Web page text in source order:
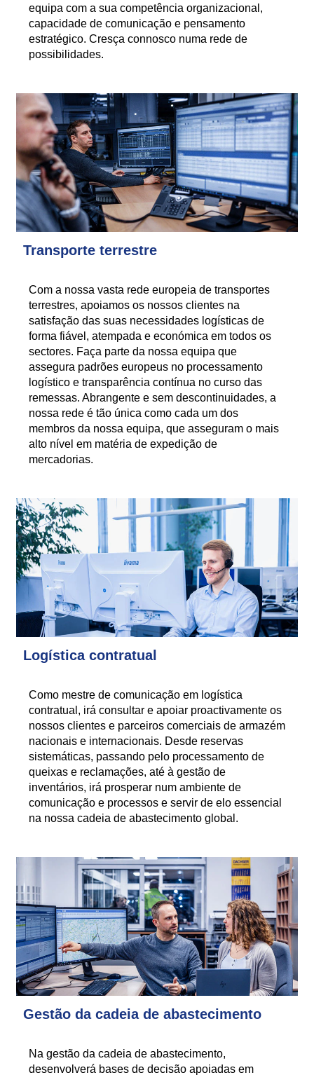
equipa com a sua competência organizacional,
capacidade de comunicação e pensamento
estratégico. Cresça connosco numa rede de
possibilidades.
Transporte terrestre
Com a nossa vasta rede europeia de transportes
terrestres, apoiamos os nossos clientes na
satisfação das suas necessidades logísticas de
forma fiável, atempada e económica em todos os
sectores. Faça parte da nossa equipa que
assegura padrões europeus no processamento
logístico e transparência contínua no curso das
remessas. Abrangente e sem descontinuidades, a
nossa rede é tão única como cada um dos
membros da nossa equipa, que asseguram o mais
alto nível em matéria de expedição de
mercadorias.
Logística contratual
Como mestre de comunicação em logística
contratual, irá consultar e apoiar proactivamente os
nossos clientes e parceiros comerciais de armazém
nacionais e internacionais. Desde reservas
sistemáticas, passando pelo processamento de
queixas e reclamações, até à gestão de
inventários, irá prosperar num ambiente de
comunicação e processos e servir de elo essencial
na nossa cadeia de abastecimento global.
Gestão da cadeia de abastecimento
Na gestão da cadeia de abastecimento,
desenvolverá bases de decisão apoiadas em